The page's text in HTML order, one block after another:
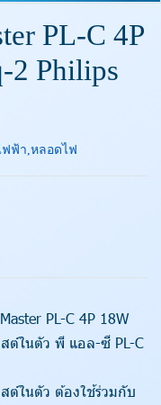
PL-C 4P
2 Philips
ฟฟ้า,หลอดไฟ
PL-C 4P 18W
ต์ในตัว พี แอล-ซี PL-C
ในตัว ต้องใช้ร่วมกับ